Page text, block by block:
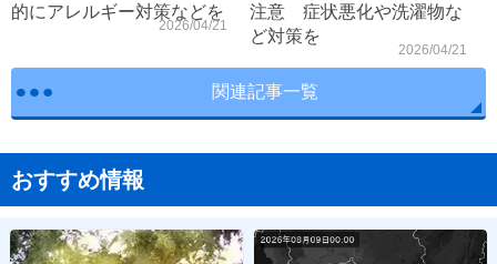
的にアレルギー対策などを
2026/04/21
注意 症状悪化や洗濯物な
ど対策を
2026/04/21
関連記事一覧
おすすめ情報